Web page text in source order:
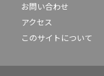
お問い合わせ
アクセス
このサイトについて